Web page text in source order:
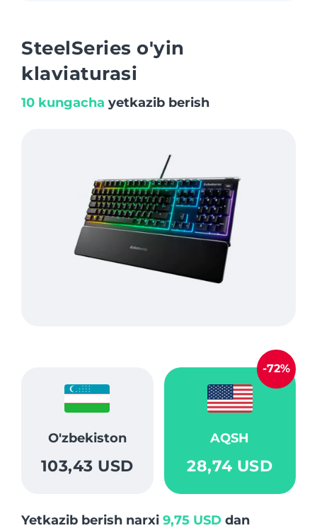
SteelSeries o'yin
klaviaturasi
10 kungacha yetkazib berish
O'zbekiston
103,43 USD
AQSH
28,74 USD
-72%
Yetkazib berish narxi 9,75 USD dan